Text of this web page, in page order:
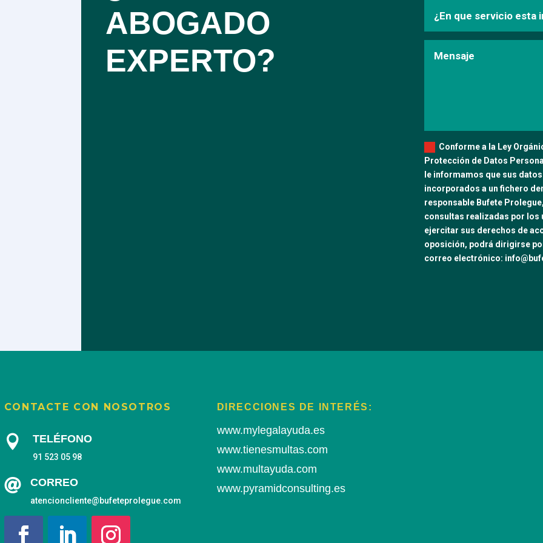
ABOGADO
EXPERTO?
Conforme a la Ley
Protección de Datos
le informamos que sus
incorporados a un fichero
responsable Bufete
consultas realizadas por los
ejercitar sus derechos de
oposición, podrá dirigirse
correo electrónico:
CONTACTE CON NOSOTROS
 TELÉFONO
91 523 05 98
 CORREO
atencioncliente@bufeteprolegue.com
DIRECCIONES DE INTERÉS:
www.mylegalayuda.es
www.tienesmultas.com
www.multayuda.com
www.pyramidconsulting.es